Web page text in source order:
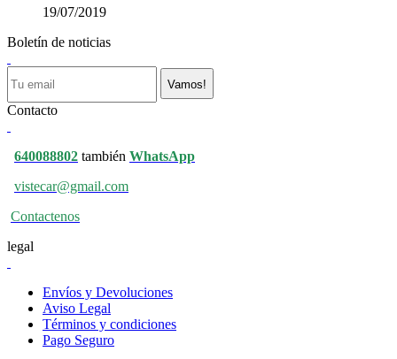
19/07/2019
Boletín de noticias
Vamos!
Contacto
640088802 también WhatsApp
vistecar@gmail.com
Contactenos
legal
Envíos y Devoluciones
Aviso Legal
Términos y condiciones
Pago Seguro